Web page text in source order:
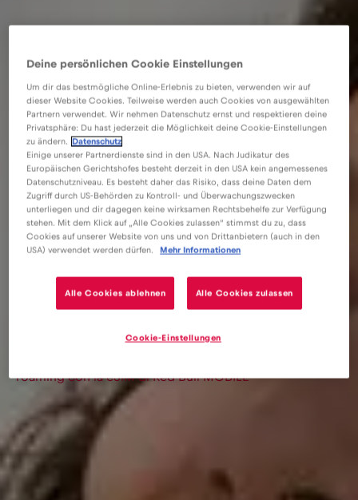
roaming con la eSIM di Red Bull MOBILE
Deine persönlichen Cookie Einstellungen
Um dir das bestmögliche Online-Erlebnis zu bieten, verwenden wir auf
dieser Website Cookies. Teilweise werden auch Cookies von ausgewählten
Partnern verwendet. Wir nehmen Datenschutz ernst und respektieren deine
Privatsphäre: Du hast jederzeit die Möglichkeit deine Cookie-Einstellungen
zu ändern.
Datenschutz
Einige unserer Partnerdienste sind in den USA. Nach Judikatur des
Europäischen Gerichtshofes besteht derzeit in den USA kein angemessenes
Datenschutzniveau. Es besteht daher das Risiko, dass deine Daten dem
Zugriff durch US-Behörden zu Kontroll- und Überwachungszwecken
unterliegen und dir dagegen keine wirksamen Rechtsbehelfe zur Verfügung
stehen. Mit dem Klick auf „Alle Cookies zulassen“ stimmst du zu, dass
Cookies auf unserer Website von uns und von Drittanbietern (auch in den
USA) verwendet werden dürfen.
Mehr Informationen
Alle Cookies ablehnen Alle Cookies zulassen
Cookie-Einstellungen